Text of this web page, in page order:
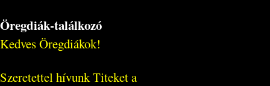
Öregdiák-találkozó
Kedves Öregdiákok!
Szeretettel hívunk Titeket a